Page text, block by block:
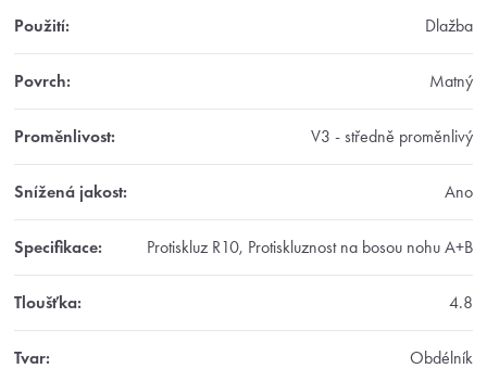
Použití: Dlažba
Povrch: Matný
Proměnlivost: V3 - středně proměnlivý
Snížená jakost: Ano
Specifikace: Protiskluz R10, Protiskluznost na bosou nohu A+B
Tloušťka: 4.8
Tvar: Obdélník